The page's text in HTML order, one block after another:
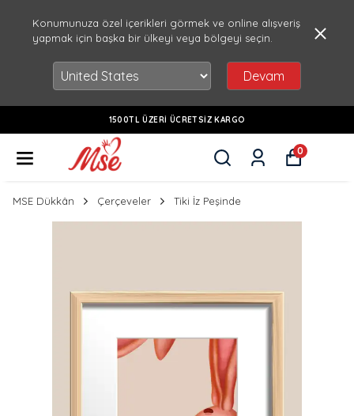
Konumunuza özel içerikleri görmek ve online alışveriş
yapmak için başka bir ülkeyi veya bölgeyi seçin.
Devam
1500TL ÜZERI ÜCRETSIZ KARGO
0
MSE Dükkân Çerçeveler Tiki İz Peşinde